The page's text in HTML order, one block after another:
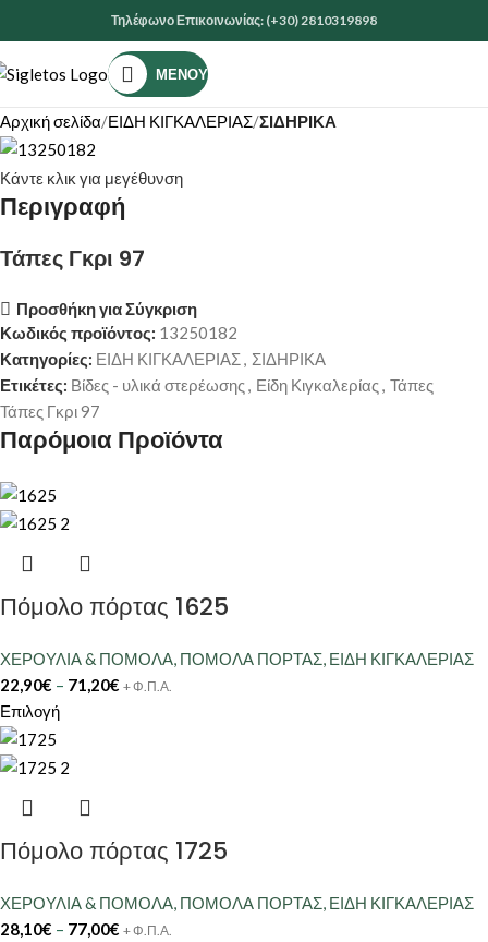
Τηλέφωνο Επικοινωνίας: (+30) 2810319898
ΜΕΝΟΎ
Αρχική σελίδα ΕΙΔΗ ΚΙΓΚΑΛΕΡΙΑΣ ΣΙΔΗΡΙΚΑ
Κάντε κλικ για μεγέθυνση
Περιγραφή
Τάπες Γκρι 97
Προσθήκη για Σύγκριση
Κωδικός προϊόντος: 13250182
Κατηγορίες: ΕΙΔΗ ΚΙΓΚΑΛΕΡΙΑΣ, ΣΙΔΗΡΙΚΑ
Ετικέτες: Βίδες - υλικά στερέωσης, Είδη Κιγκαλερίας, Τάπες
Τάπες Γκρι 97
Παρόμοια Προϊόντα
Πόμολο πόρτας 1625
ΧΕΡΟΥΛΙΑ & ΠΟΜΟΛΑ, ΠΟΜΟΛΑ ΠΟΡΤΑΣ, ΕΙΔΗ ΚΙΓΚΑΛΕΡΙΑΣ
22,90€ – 71,20€ + Φ.Π.Α.
Επιλογή
Πόμολο πόρτας 1725
ΧΕΡΟΥΛΙΑ & ΠΟΜΟΛΑ, ΠΟΜΟΛΑ ΠΟΡΤΑΣ, ΕΙΔΗ ΚΙΓΚΑΛΕΡΙΑΣ
28,10€ – 77,00€ + Φ.Π.Α.